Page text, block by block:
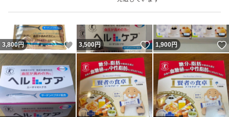
3,800円 いいね！
3,500円 いいね！
1,900円